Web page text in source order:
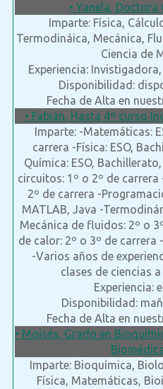
• Yanela, Doctora
Imparte: Física,
Termodináica, Mecánica,
Ciencia de
Experiencia:
Disponibilidad:
Fecha de Alta en
• Fabián, Hasta 4º curso
Imparte: -Matemáticas:
carrera -Física: ESO,
Química: ESO,
circuitos: 1º o 2º de
2º de carrera -
MATLAB, Java -
Mecánica de fluidos: 2º o
de calor: 2º o 3º de
-Varios años de
clases de ciencias a
Experiencia:
Disponibilidad:
Fecha de Alta en
• Moisés, Grado en
Imparte: Bioquímica,
Física, Matemáticas,